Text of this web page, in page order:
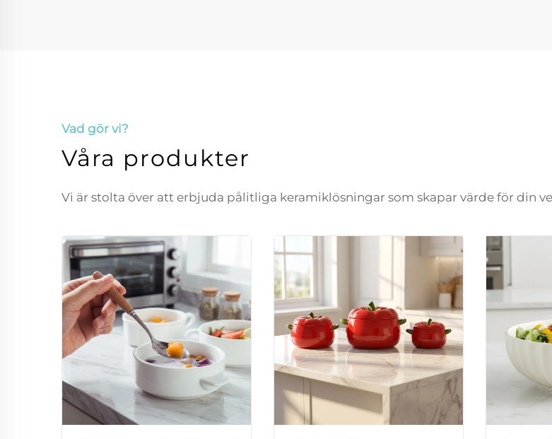
Vad gör vi?
Våra produkter
Vi är stolta över att erbjuda pålitliga keramiklösningar som skapar värde för din